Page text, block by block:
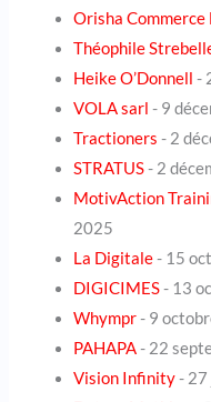
Orisha Commerce
Théophile
Heike O’Donnell -
VOLA sarl - 9
Tractioners - 2
STRATUS- 2
MotivAction
2025
La Digitale- 15
DIGICIMES- 13
Whympr- 9
PAHAPA- 22
Vision Infinity-